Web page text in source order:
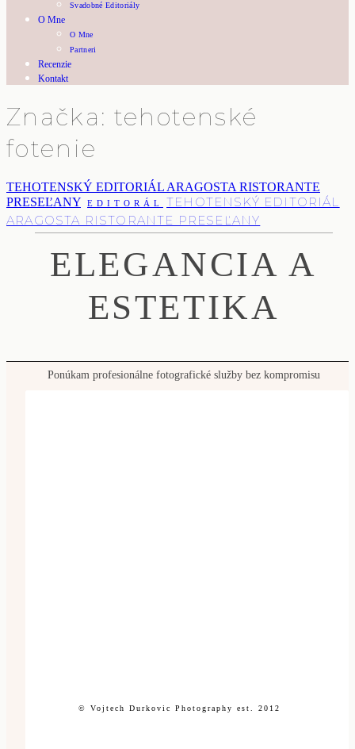
Svadobné Editoriály
O Mne
O Mne
Partneri
Recenzie
Kontakt
Značka: tehotenské
fotenie
TEHOTENSKÝ EDITORIÁL ARAGOSTA RISTORANTE
PRESEĽANY
EDITORÁL
TEHOTENSKÝ EDITORIÁL
ARAGOSTA RISTORANTE PRESEĽANY
Ponúkam profesionálne fotografické služby bez kompromisu
ELEGANCIA A
ESTETIKA
© Vojtech Durkovic Photography est. 2012